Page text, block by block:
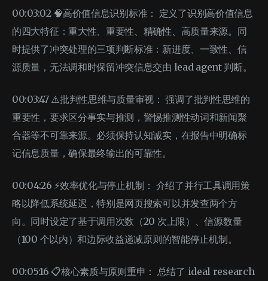
00:03:02 🧠高价值信息识别标准： 定义了识别高价值信息
的四大特征：重大性、重要性、精确性、高质量来源。同
时提供了冲突处理的三项判断标准：新进度、一致性、信
源质量，无法调和时保留冲突信息交由 lead agent 判断。
00:03:47 ⚠️批判性思维与质量审视： 强调了批判性思维的
重要性，要求区分事实与推测，警惕推测性动词和新闻聚
合器等不可靠来源。必须保持认知诚实，在报告中明确标
记信息质量，确保最终输出的可靠性。
00:04:26 ⚡效率优化与停止机制： 介绍了并行工具调用策
略以降低系统延迟，特别是网页搜索可以并发查两个方
向。同时设定了基于调用次数（20 次上限）、信源数量
（100 个以内）和边际收益递减原则的智能停止机制。
00:05:16 📋核心素质与原则重申： 总结了 ideal research